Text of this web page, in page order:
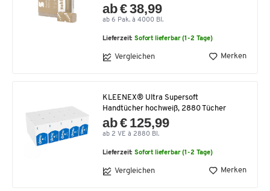
ab € 38,99
ab 6 Pak. à 4000 Bl.
Lieferzeit:Sofort lieferbar (1-2 Tage)
Vergleichen Merken
KLEENEX® Ultra Supersoft
Handtücher hochweiß, 2880 Tücher
ab € 125,99
ab 2 VE à 2880 Bl.
Lieferzeit:Sofort lieferbar (1-2 Tage)
Vergleichen Merken